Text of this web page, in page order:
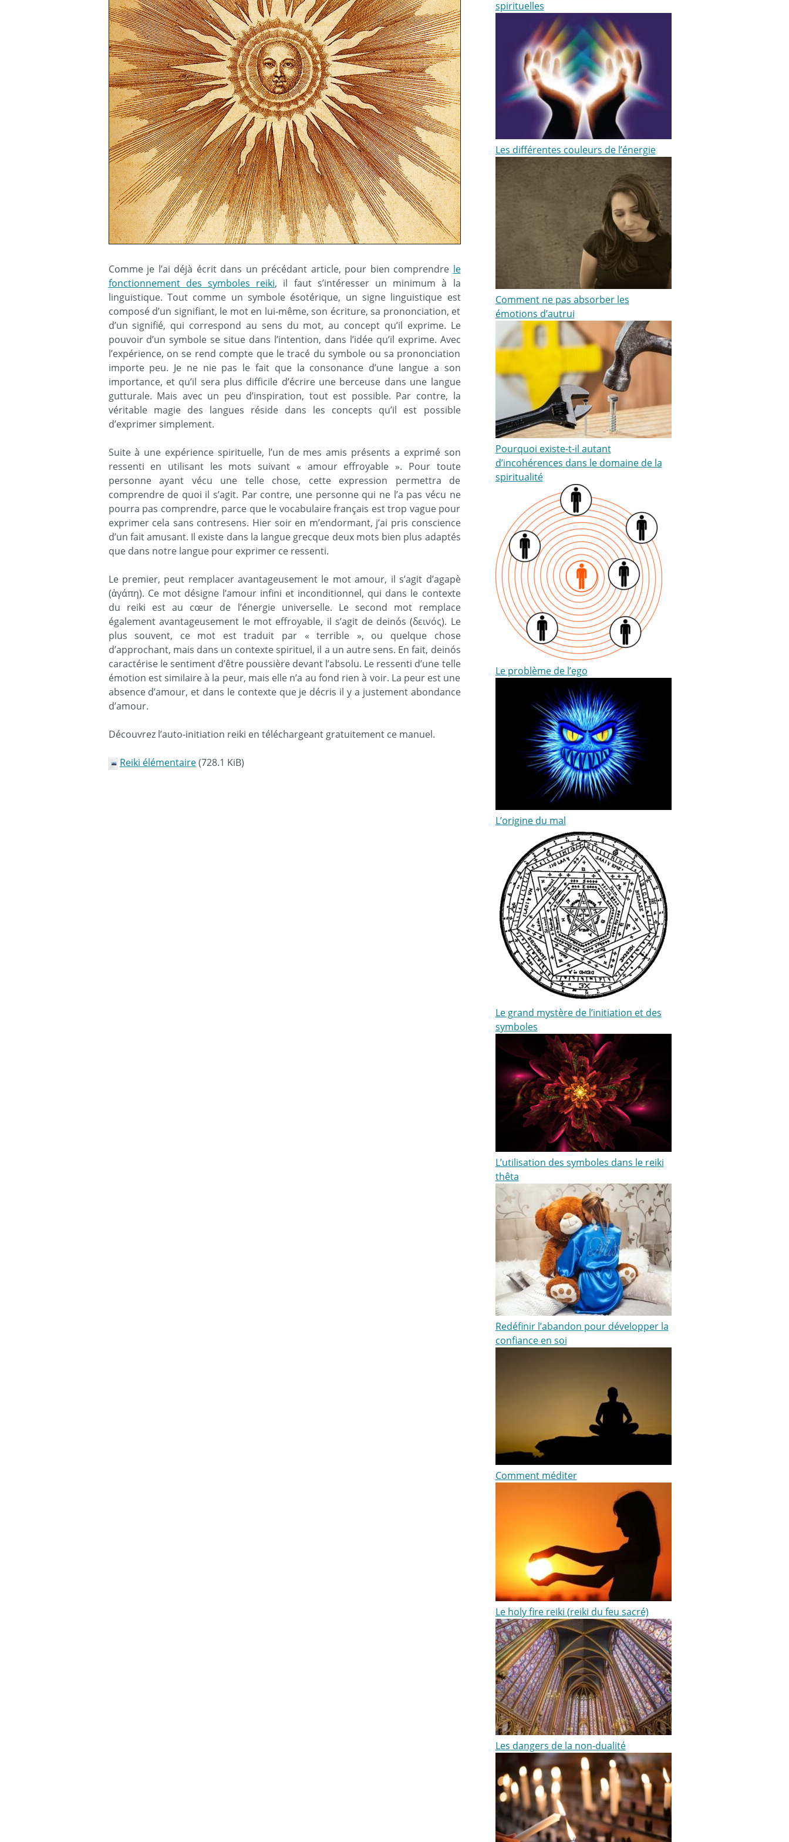
Comme je l’ai déjà écrit dans un précédant article, pour bien comprendre le
fonctionnement des symboles reiki, il faut s’intéresser un minimum à la
linguistique. Tout comme un symbole ésotérique, un signe linguistique est
composé d’un signifiant, le mot en lui-même, son écriture, sa prononciation, et
d’un signifié, qui correspond au sens du mot, au concept qu’il exprime. Le
pouvoir d’un symbole se situe dans l’intention, dans l’idée qu’il exprime. Avec
l’expérience, on se rend compte que le tracé du symbole ou sa prononciation
importe peu. Je ne nie pas le fait que la consonance d’une langue a son
importance, et qu’il sera plus difficile d’écrire une berceuse dans une langue
gutturale. Mais avec un peu d’inspiration, tout est possible. Par contre, la
véritable magie des langues réside dans les concepts qu’il est possible
d’exprimer simplement.
Suite à une expérience spirituelle, l’un de mes amis présents a exprimé son
ressenti en utilisant les mots suivant « amour effroyable ». Pour toute
personne ayant vécu une telle chose, cette expression permettra de
comprendre de quoi il s’agit. Par contre, une personne qui ne l’a pas vécu ne
pourra pas comprendre, parce que le vocabulaire français est trop vague pour
exprimer cela sans contresens. Hier soir en m’endormant, j’ai pris conscience
d’un fait amusant. Il existe dans la langue grecque deux mots bien plus adaptés
que dans notre langue pour exprimer ce ressenti.
Le premier, peut remplacer avantageusement le mot amour, il s’agit d’agapè
(ἀγάπη). Ce mot désigne l’amour infini et inconditionnel, qui dans le contexte
du reiki est au cœur de l’énergie universelle. Le second mot remplace
également avantageusement le mot effroyable, il s’agit de deinós (δεινός). Le
plus souvent, ce mot est traduit par « terrible », ou quelque chose
d’approchant, mais dans un contexte spirituel, il a un autre sens. En fait, deinós
caractérise le sentiment d’être poussière devant l’absolu. Le ressenti d’une telle
émotion est similaire à la peur, mais elle n’a au fond rien à voir. La peur est une
absence d’amour, et dans le contexte que je décris il y a justement abondance
d’amour.
Découvrez l’auto-initiation reiki en téléchargeant gratuitement ce manuel.
Reiki élémentaire(728.1 KiB)
spirituelles
Les différentes couleurs de l’énergie
Comment ne pas absorber les
émotions d’autrui
Pourquoi existe-t-il autant
d’incohérences dans le domaine de la
spiritualité
Le problème de l’ego
L’origine du mal
Le grand mystère de l’initiation et des
symboles
L’utilisation des symboles dans le reiki
thêta
Redéfinir l’abandon pour développer la
confiance en soi
Comment méditer
Le holy fire reiki (reiki du feu sacré)
Les dangers de la non-dualité